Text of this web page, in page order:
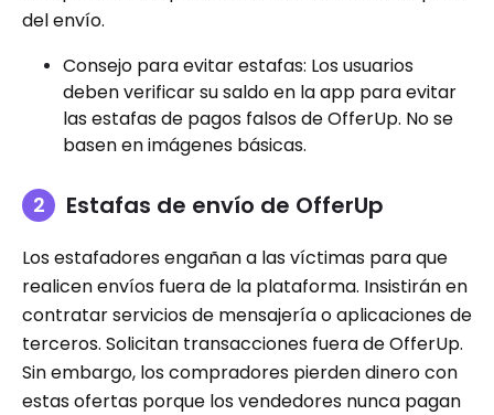
del envío.
Consejo para evitar estafas: Los usuarios
deben verificar su saldo en la app para evitar
las estafas de pagos falsos de OfferUp. No se
basen en imágenes básicas.
Estafas de envío de OfferUp
Los estafadores engañan a las víctimas para que
realicen envíos fuera de la plataforma. Insistirán en
contratar servicios de mensajería o aplicaciones de
terceros. Solicitan transacciones fuera de OfferUp.
Sin embargo, los compradores pierden dinero con
estas ofertas porque los vendedores nunca pagan